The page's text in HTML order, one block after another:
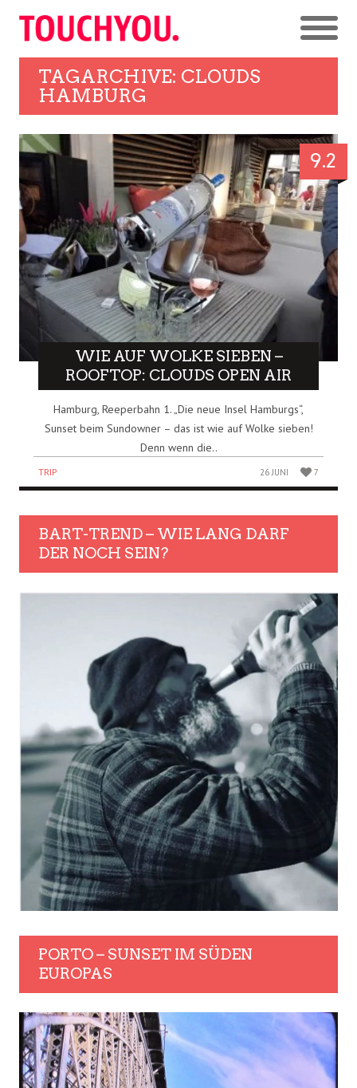
TAGARCHIVE: CLOUDS
HAMBURG
9.2
WIE AUF WOLKE SIEBEN –
ROOFTOP: CLOUDS OPEN AIR
Hamburg, Reeperbahn 1. „Die neue Insel Hamburgs“,
Sunset beim Sundowner – das ist wie auf Wolke sieben!
Denn wenn die..
TRIP 26 JUNI 7
BART-TREND – WIE LANG DARF
DER NOCH SEIN?
PORTO – SUNSET IM SÜDEN
EUROPAS